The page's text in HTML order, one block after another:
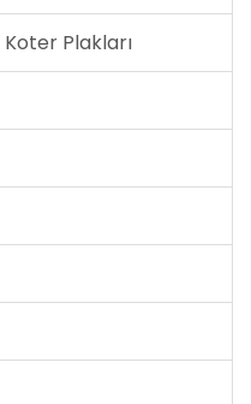
Plakları